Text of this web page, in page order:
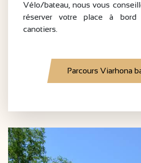
Vélo/bateau, nous vous
réserver votre place à
canotiers.
Parcours Viarhona